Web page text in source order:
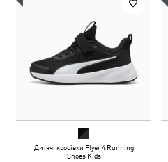
Дитячі кросівки Flyer 4 Running
Shoes Kids